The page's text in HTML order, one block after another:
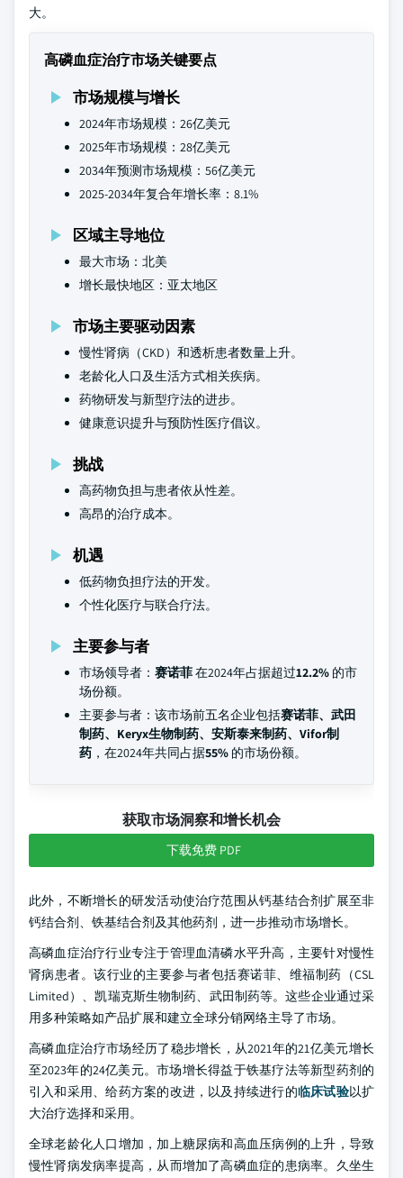
大。
高磷血症治疗市场关键要点
市场规模与增长
2024年市场规模：26亿美元
2025年市场规模：28亿美元
2034年预测市场规模：56亿美元
2025-2034年复合年增长率：8.1%
区域主导地位
最大市场：北美
增长最快地区：亚太地区
市场主要驱动因素
慢性肾病（CKD）和透析患者数量上升。
老龄化人口及生活方式相关疾病。
药物研发与新型疗法的进步。
健康意识提升与预防性医疗倡议。
挑战
高药物负担与患者依从性差。
高昂的治疗成本。
机遇
低药物负担疗法的开发。
个性化医疗与联合疗法。
主要参与者
市场领导者： 赛诺菲在2024年占据超过12.2% 的市
场份额。
主要参与者：该市场前五名企业包括赛诺菲、武田
制药、Keryx生物制药、安斯泰来制药、Vifor制
药 ，在2024年共同占据55% 的市场份额。
获取市场洞察和增长机会
下载免费 PDF
此外，不断增长的研发活动使治疗范围从钙基结合剂扩展至非
钙结合剂、铁基结合剂及其他药剂，进一步推动市场增长。
高磷血症治疗行业专注于管理血清磷水平升高，主要针对慢性
肾病患者。该行业的主要参与者包括赛诺菲、维福制药（CSL
Limited）、凯瑞克斯生物制药、武田制药等。这些企业通过采
用多种策略如产品扩展和建立全球分销网络主导了市场。
高磷血症治疗市场经历了稳步增长，从2021年的21亿美元增长
至2023年的24亿美元。市场增长得益于铁基疗法等新型药剂的
引入和采用、给药方案的改进，以及持续进行的临床试验以扩
大治疗选择和采用。
全球老龄化人口增加，加上糖尿病和高血压病例的上升，导致
慢性肾病发病率提高，从而增加了高磷血症的患病率。久坐生